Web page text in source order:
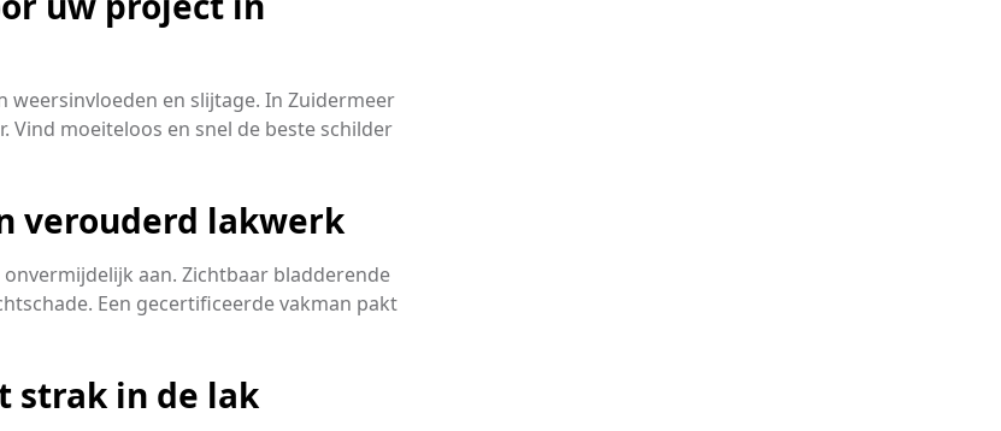
weersinvloeden en slijtage. In Zuidermeer
Vind moeiteloos en snel de beste schilder
verouderd lakwerk
aan. Zichtbaar bladderende
Een gecertificeerde vakman pakt
strak in de lak